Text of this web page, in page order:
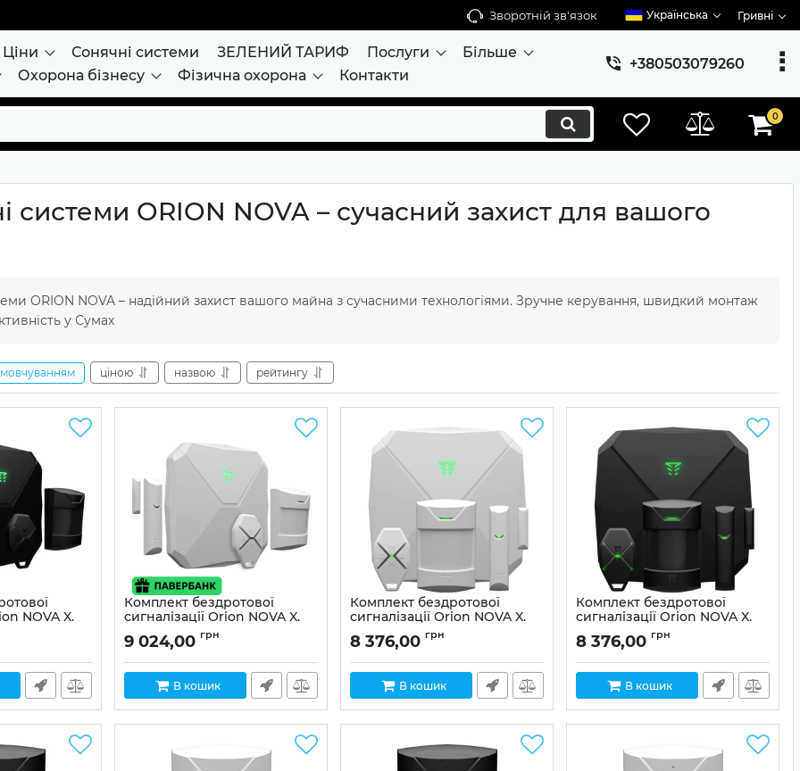
Зворотній зв'язок Українська Гривні
Ціни Сонячні системи ЗЕЛЕНИЙ ТАРИФ Послуги
Більше
Охорона бізнесу Фізична охорона Контакти
+380503079260
0
системи ORION NOVA – сучасний захист для вашого
ORION NOVA – надійний захист вашого майна з сучасними технологіями. Зручне керування, швидкий монтаж
у Сумах
ціною назвою рейтингу
NOVA X.
+павербанк
Комплект бездротової
сигналізації Orion NOVA X.
Alarm kit (white) +павербанк
в подарунок
Артикул: 01-00024
9 024,00 грн
В кошик
Комплект бездротової
сигналізації Orion NOVA X.
Basic kit (white)
Артикул: 01-00001
8 376,00 грн
В кошик
Комплект бездротової
сигналізації Orion NOVA X.
Basic kit (black)
Артикул: 01-00002
8 376,00 грн
В кошик